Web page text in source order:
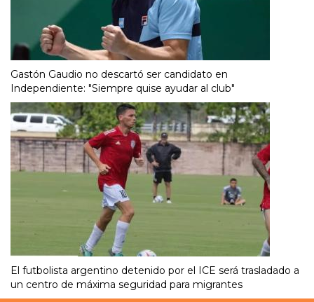
Gastón Gaudio no descartó ser candidato en
Independiente: "Siempre quise ayudar al club"
El futbolista argentino detenido por el ICE será trasladado a
un centro de máxima seguridad para migrantes